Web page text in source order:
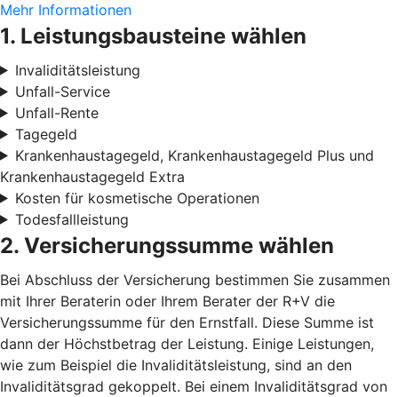
Mehr Informationen
1. Leistungsbausteine wählen
Invaliditätsleistung
Unfall-Service
Unfall-Rente
Tagegeld
Krankenhaustagegeld, Krankenhaustagegeld Plus und
Krankenhaustagegeld Extra
Kosten für kosmetische Operationen
Todesfallleistung
2. Versicherungssumme wählen
Bei Abschluss der Versicherung bestimmen Sie zusammen
mit Ihrer Beraterin oder Ihrem Berater der R+V die
Versicherungssumme für den Ernstfall. Diese Summe ist
dann der Höchstbetrag der Leistung. Einige Leistungen,
wie zum Beispiel die Invaliditätsleistung, sind an den
Invaliditätsgrad gekoppelt. Bei einem Invaliditätsgrad von